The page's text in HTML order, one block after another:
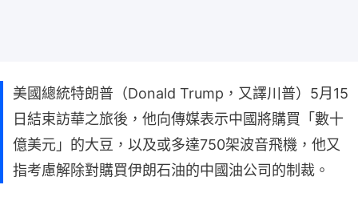
美國總統特朗普（Donald Trump，又譯川普）5月15
日結束訪華之旅後，他向傳媒表示中國將購買「數十
億美元」的大豆，以及或多達750架波音飛機，他又
指考慮解除對購買伊朗石油的中國油公司的制裁。